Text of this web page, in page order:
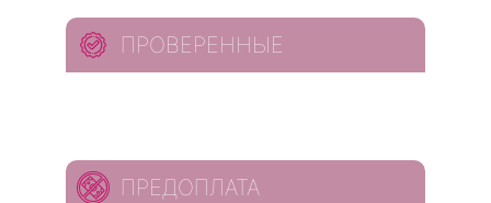
ПРОВЕРЕННЫЕ
ПРЕДОПЛАТА